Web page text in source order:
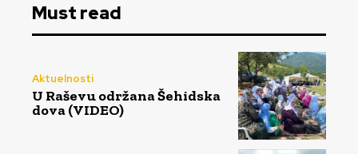
Must read
Aktuelnosti
U Raševu održana Šehidska
dova (VIDEO)